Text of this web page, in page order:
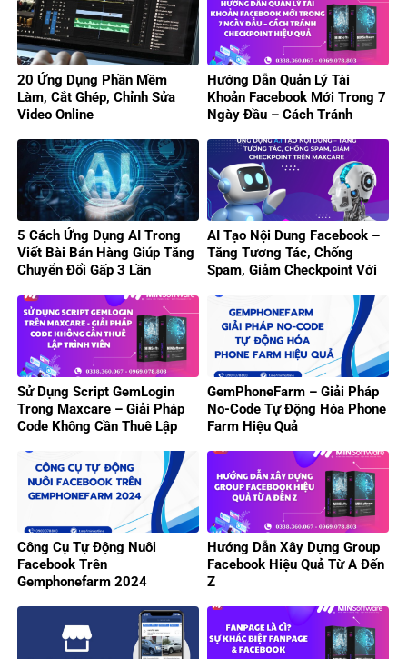
20 Ứng Dụng Phần Mềm
Làm, Cắt Ghép, Chỉnh Sửa
Video Online
Hướng Dẫn Quản Lý Tài
Khoản Facebook Mới Trong 7
Ngày Đầu – Cách Tránh
5 Cách Ứng Dụng AI Trong
Viết Bài Bán Hàng Giúp Tăng
Chuyển Đổi Gấp 3 Lần
AI Tạo Nội Dung Facebook –
Tăng Tương Tác, Chống
Spam, Giảm Checkpoint Với
Sử Dụng Script GemLogin
Trong Maxcare – Giải Pháp
Code Không Cần Thuê Lập
GemPhoneFarm – Giải Pháp
No-Code Tự Động Hóa Phone
Farm Hiệu Quả
Công Cụ Tự Động Nuôi
Facebook Trên
Gemphonefarm 2024
Hướng Dẫn Xây Dựng Group
Facebook Hiệu Quả Từ A Đến
Z